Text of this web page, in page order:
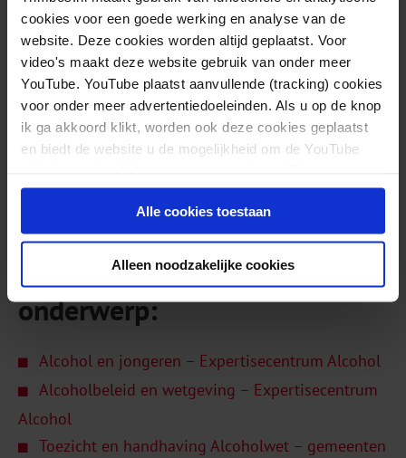
cookies voor een goede werking en analyse van de
website. Deze cookies worden altijd geplaatst. Voor
video's maakt deze website gebruik van onder meer
YouTube. YouTube plaatst aanvullende (tracking) cookies
voor onder meer advertentiedoeleinden. Als u op de knop
ik ga akkoord klikt, worden ook deze cookies geplaatst
en biedt de website u de mogelijkheid om de YouTube
intrekken.
Alle cookies toestaan
Alleen noodzakelijke cookies
alcohol.
Kort na de kamerbrief werd bekend dat de
ministerraad heeft ingestemd met het invoeren van
een boete als bezorgdiensten alcohol afleveren aan
minderjarigen.
alcoholbeleid.
Meer lezen over dit
onderwerp:
Alcohol en jongeren – Expertisecentrum Alcohol
Alcoholbeleid en wetgeving – Expertisecentrum
Alcohol
Toezicht en handhaving Alcoholwet – gemeenten